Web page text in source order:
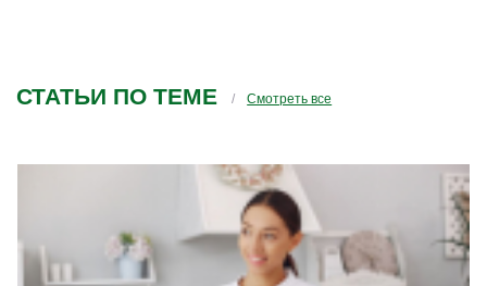
СТАТЬИ ПО ТЕМЕ Смотреть все